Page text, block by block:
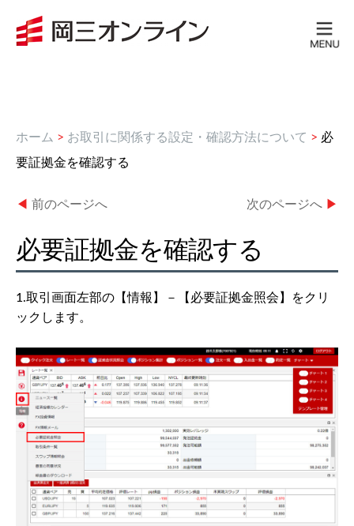
ホーム > お取引に関係する設定・確認方法について > 必
要証拠金を確認する
◀ 前のページへ 次のページへ ▶
必要証拠金を確認する
1.取引画面左部の【情報】－【必要証拠金照会】をクリ
ックします。